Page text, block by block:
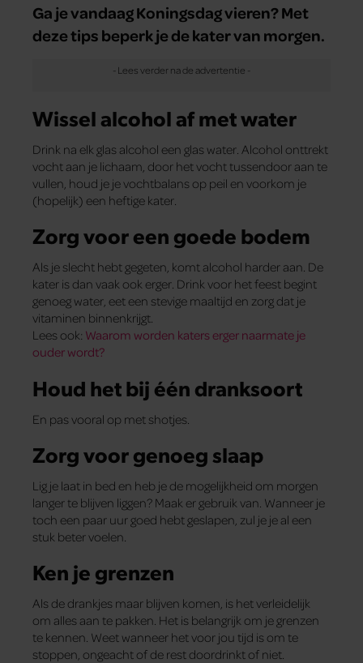
Ga je vandaag Koningsdag vieren? Met
deze tips beperk je de kater van morgen.
Wissel alcohol af met water
Drink na elk glas alcohol een glas water. Alcohol onttrekt
vocht aan je lichaam, door het vocht tussendoor aan te
vullen, houd je je vochtbalans op peil en voorkom je
(hopelijk) een heftige kater.
Zorg voor een goede bodem
Als je slecht hebt gegeten, komt alcohol harder aan. De
kater is dan vaak ook erger. Drink voor het feest begint
genoeg water, eet een stevige maaltijd en zorg dat je
vitaminen binnenkrijgt.
Lees ook: Waarom worden katers erger naarmate je
ouder wordt?
Houd het bij één dranksoort
En pas vooral op met shotjes.
Zorg voor genoeg slaap
Lig je laat in bed en heb je de mogelijkheid om morgen
langer te blijven liggen? Maak er gebruik van. Wanneer je
toch een paar uur goed hebt geslapen, zul je je al een
stuk beter voelen.
Ken je grenzen
Als de drankjes maar blijven komen, is het verleidelijk
om alles aan te pakken. Het is belangrijk om je grenzen
te kennen. Weet wanneer het voor jou tijd is om te
stoppen, ongeacht of de rest doordrinkt of niet.